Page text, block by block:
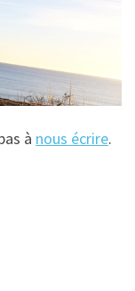
à nous écrire.